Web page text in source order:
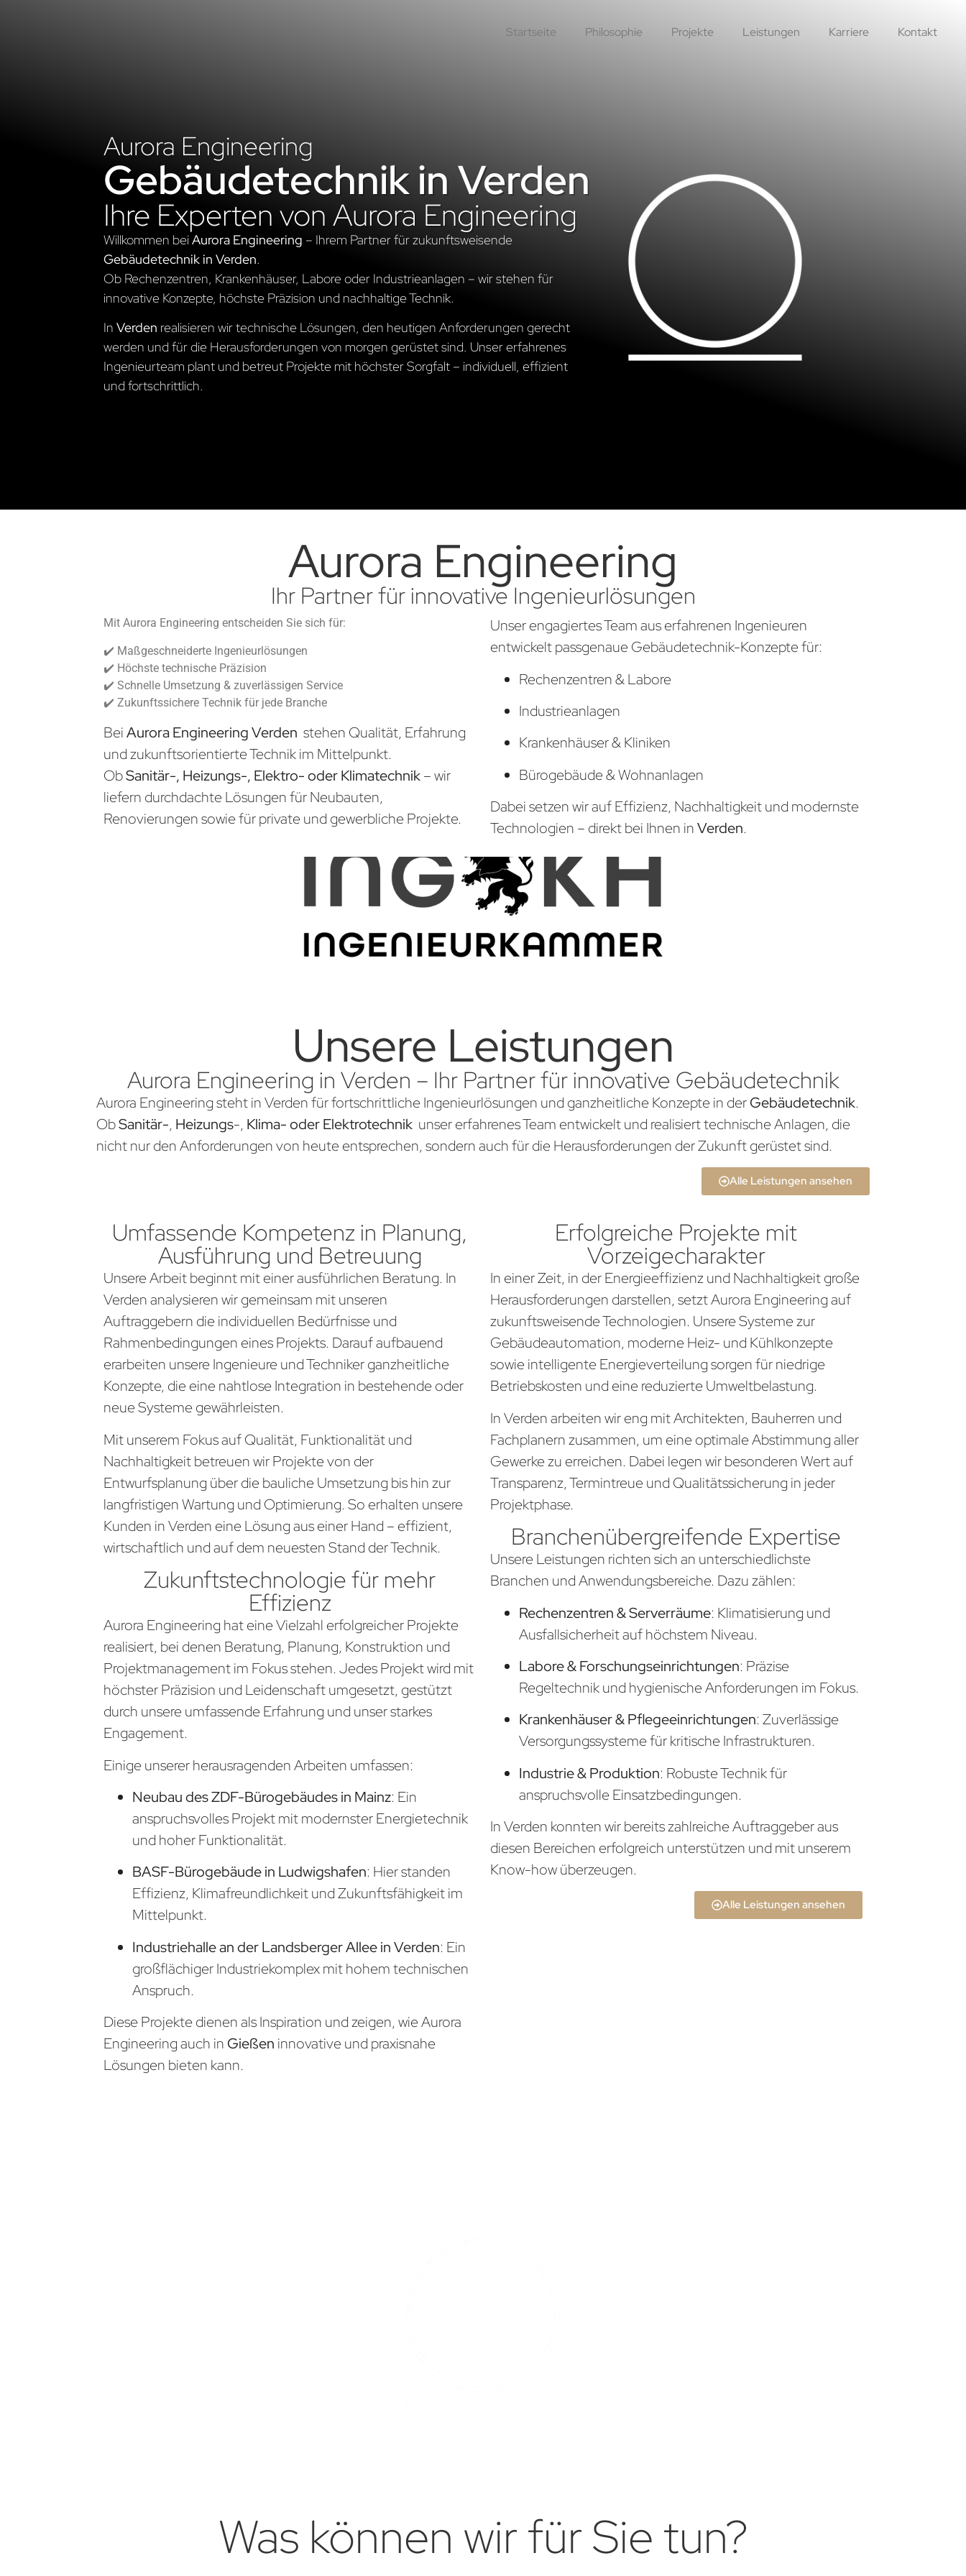
Startseite Philosophie Projekte Leistungen Karriere Kontakt
Aurora Engineering
Gebäudetechnik in Verden
Ihre Experten von Aurora Engineering
Willkommen beiAurora Engineering – Ihrem Partner für zukunftsweisende
Gebäudetechnik in Verden.
Ob Rechenzentren, Krankenhäuser, Labore oder Industrieanlagen – wir stehen für
innovative Konzepte, höchste Präzision und nachhaltige Technik.
InVerden realisieren wir technische Lösungen, den heutigen Anforderungen gerecht
werden und für die Herausforderungen von morgen gerüstet sind. Unser erfahrenes
Ingenieurteam plant und betreut Projekte mit höchster Sorgfalt – individuell, effizient
und fortschrittlich.
Aurora Engineering
Ihr Partner für innovative Ingenieurlösungen
Mit Aurora Engineering entscheiden Sie sich für:
✔️ Maßgeschneiderte Ingenieurlösungen
✔️ Höchste technische Präzision
✔️ Schnelle Umsetzung & zuverlässigen Service
✔️ Zukunftssichere Technik für jede Branche
BeiAurora Engineering Verden stehen Qualität, Erfahrung
und zukunftsorientierte Technik im Mittelpunkt.
ObSanitär-, Heizungs-, Elektro- oder Klimatechnik– wir
liefern durchdachte Lösungen für Neubauten,
Renovierungen sowie für private und gewerbliche Projekte.
Unser engagiertes Team aus erfahrenen Ingenieuren
entwickelt passgenaue Gebäudetechnik-Konzepte für:
Rechenzentren & Labore
Industrieanlagen
Krankenhäuser & Kliniken
Bürogebäude & Wohnanlagen
Dabei setzen wir auf Effizienz, Nachhaltigkeit und modernste
Technologien – direkt bei Ihnen inVerden.
Unsere Leistungen
Aurora Engineering in Verden – Ihr Partner für innovative Gebäudetechnik
Aurora Engineering steht in Verden für fortschrittliche Ingenieurlösungen und ganzheitliche Konzepte in derGebäudetechnik.
ObSanitär-, Heizungs-, Klima- oder Elektrotechnik unser erfahrenes Team entwickelt und realisiert technische Anlagen, die
nicht nur den Anforderungen von heute entsprechen, sondern auch für die Herausforderungen der Zukunft gerüstet sind.
Alle Leistungen ansehen
Umfassende Kompetenz in Planung,
Ausführung und Betreuung
Unsere Arbeit beginnt mit einer ausführlichen Beratung. In
Verden analysieren wir gemeinsam mit unseren
Auftraggebern die individuellen Bedürfnisse und
Rahmenbedingungen eines Projekts. Darauf aufbauend
erarbeiten unsere Ingenieure und Techniker ganzheitliche
Konzepte, die eine nahtlose Integration in bestehende oder
neue Systeme gewährleisten.
Mit unserem Fokus auf Qualität, Funktionalität und
Nachhaltigkeit betreuen wir Projekte von der
Entwurfsplanung über die bauliche Umsetzung bis hin zur
langfristigen Wartung und Optimierung. So erhalten unsere
Kunden in Verden eine Lösung aus einer Hand – effizient,
wirtschaftlich und auf dem neuesten Stand der Technik.
Zukunftstechnologie für mehr
Effizienz
Aurora Engineering hat eine Vielzahl erfolgreicher Projekte
realisiert, bei denen Beratung, Planung, Konstruktion und
Projektmanagement im Fokus stehen. Jedes Projekt wird mit
höchster Präzision und Leidenschaft umgesetzt, gestützt
durch unsere umfassende Erfahrung und unser starkes
Engagement.
Einige unserer herausragenden Arbeiten umfassen:
Neubau des ZDF-Bürogebäudes in Mainz: Ein
anspruchsvolles Projekt mit modernster Energietechnik
und hoher Funktionalität.
BASF-Bürogebäude in Ludwigshafen: Hier standen
Effizienz, Klimafreundlichkeit und Zukunftsfähigkeit im
Mittelpunkt.
Industriehalle an der Landsberger Allee in Verden: Ein
großflächiger Industriekomplex mit hohem technischen
Anspruch.
Diese Projekte dienen als Inspiration und zeigen, wie Aurora
Engineering auch in Gießen innovative und praxisnahe
Lösungen bieten kann.
Erfolgreiche Projekte mit
Vorzeigecharakter
In einer Zeit, in der Energieeffizienz und Nachhaltigkeit große
Herausforderungen darstellen, setzt Aurora Engineering auf
zukunftsweisende Technologien. Unsere Systeme zur
Gebäudeautomation, moderne Heiz- und Kühlkonzepte
sowie intelligente Energieverteilung sorgen für niedrige
Betriebskosten und eine reduzierte Umweltbelastung.
In Verden arbeiten wir eng mit Architekten, Bauherren und
Fachplanern zusammen, um eine optimale Abstimmung aller
Gewerke zu erreichen. Dabei legen wir besonderen Wert auf
Transparenz, Termintreue und Qualitätssicherung in jeder
Projektphase.
Branchenübergreifende Expertise
Unsere Leistungen richten sich an unterschiedlichste
Branchen und Anwendungsbereiche. Dazu zählen:
Rechenzentren & Serverräume: Klimatisierung und
Ausfallsicherheit auf höchstem Niveau.
Labore & Forschungseinrichtungen: Präzise
Regeltechnik und hygienische Anforderungen im Fokus.
Krankenhäuser & Pflegeeinrichtungen: Zuverlässige
Versorgungssysteme für kritische Infrastrukturen.
Industrie & Produktion: Robuste Technik für
anspruchsvolle Einsatzbedingungen.
In Verden konnten wir bereits zahlreiche Auftraggeber aus
diesen Bereichen erfolgreich unterstützen und mit unserem
Know-how überzeugen.
Alle Leistungen ansehen
Was können wir für Sie tun?